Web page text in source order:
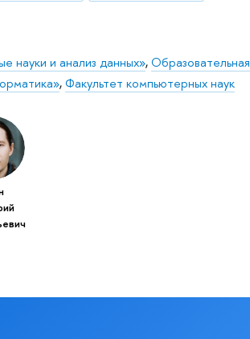
науки и анализ данных»,Образовательная
,Факультет компьютерных наук